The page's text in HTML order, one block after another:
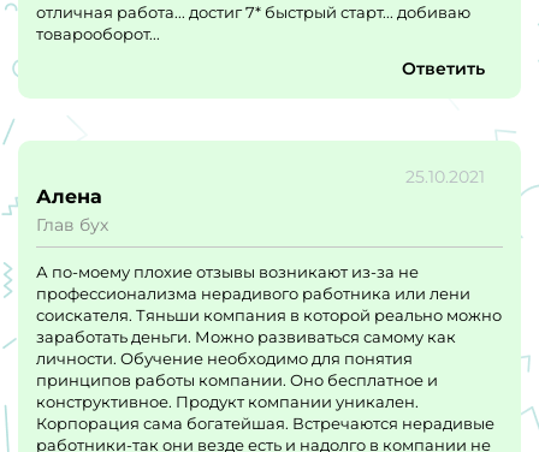
отличная работа... достиг 7* быстрый старт... добиваю
товарооборот...
Ответить
25.10.2021
Алена
Глав бух
А по-моему плохие отзывы возникают из-за не
профессионализма нерадивого работника или лени
соискателя. Тяньши компания в которой реально можно
заработать деньги. Можно развиваться самому как
личности. Обучение необходимо для понятия
принципов работы компании. Оно бесплатное и
конструктивное. Продукт компании уникален.
Корпорация сама богатейшая. Встречаются нерадивые
работники-так они везде есть и надолго в компании не